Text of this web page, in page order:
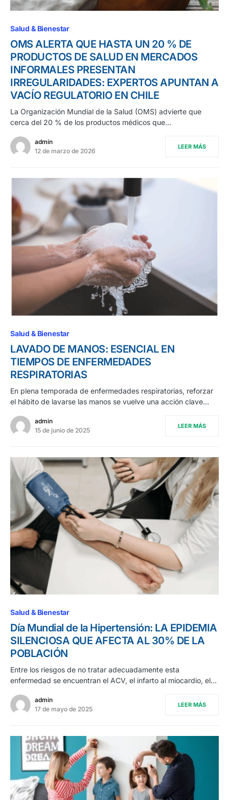
Salud & Bienestar
OMS ALERTA QUE HASTA UN 20 % DE
PRODUCTOS DE SALUD EN MERCADOS
INFORMALES PRESENTAN
IRREGULARIDADES: EXPERTOS APUNTAN A
VACÍO REGULATORIO EN CHILE
La Organización Mundial de la Salud (OMS) advierte que
cerca del 20 % de los productos médicos que…
admin
12 de marzo de 2026
LEER MÁS
Salud & Bienestar
LAVADO DE MANOS: ESENCIAL EN
TIEMPOS DE ENFERMEDADES
RESPIRATORIAS
En plena temporada de enfermedades respiratorias, reforzar
el hábito de lavarse las manos se vuelve una acción clave…
admin
15 de junio de 2025
LEER MÁS
Salud & Bienestar
Día Mundial de la Hipertensión: LA EPIDEMIA
SILENCIOSA QUE AFECTA AL 30% DE LA
POBLACIÓN
Entre los riesgos de no tratar adecuadamente esta
enfermedad se encuentran el ACV, el infarto al miocardio, el…
admin
17 de mayo de 2025
LEER MÁS